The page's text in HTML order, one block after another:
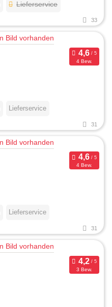
Lieferservice
33
4 Bew.
Lieferservice
31
4 Bew.
Lieferservice
31
3 Bew.